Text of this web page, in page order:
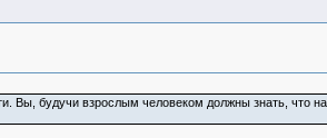
будучи взрослым человеком должны знать, что